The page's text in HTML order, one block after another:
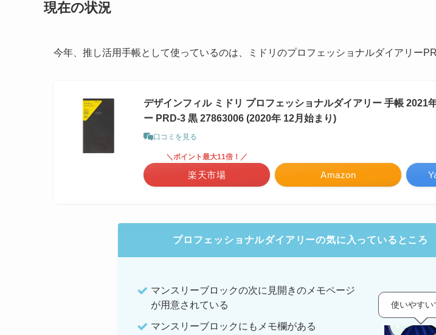
現在の状況
今年、推し活用手帳として使っているのは、ミドリのプロフェッショナルダイアリー
デザインフィル ミドリ プロフェッショナルダイアリー 手帳 2021
ー PRD-3 黒 27863006 (2020年 12月始まり)
口コミを見る
Amazon
＼ポイント最大11倍！／
楽天市場
プロフェッショナルダイアリーの気に入っているところ
マンスリーブロックの次に見開きのメモページ
が用意されている
マンスリーブロックにもメモ欄がある
使いやすい